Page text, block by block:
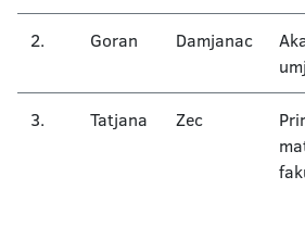
2. Goran Damjanac
3. Tatjana Zec